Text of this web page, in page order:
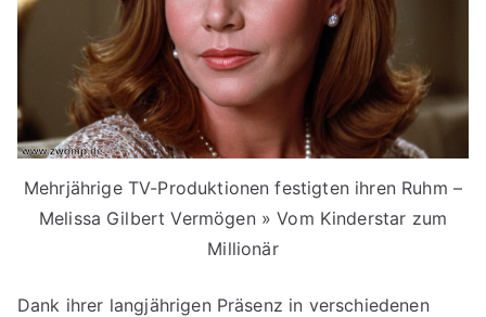
Mehrjährige TV-Produktionen festigten ihren Ruhm –
Melissa Gilbert Vermögen » Vom Kinderstar zum
Millionär
Dank ihrer langjährigen Präsenz in verschiedenen